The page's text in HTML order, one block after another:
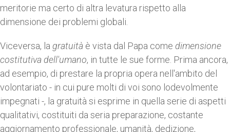
meritorie ma certo di altra levatura rispetto alla
dimensione dei problemi globali.
Viceversa, la gratuità è vista dal Papa come dimensione
costitutivadell'umano, in tutte le sue forme. Prima ancora,
ad esempio, di prestare la propria opera nell'ambito del
volontariato - in cui pure molti di voi sono lodevolmente
impegnati -, la gratuità si esprime in quella serie di aspetti
qualitativi, costituiti da seria preparazione, costante
aggiornamento professionale, umanità, dedizione,